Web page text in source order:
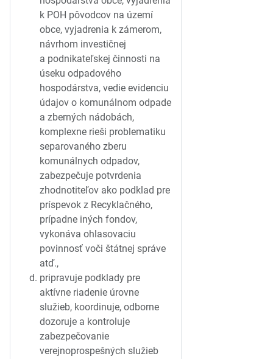
k POH pôvodcov na území
obce, vyjadrenia k zámerom,
návrhom investičnej
a podnikateľskej činnosti na
úseku odpadového
hospodárstva, vedie evidenciu
údajov o komunálnom odpade
a zberných nádobách,
komplexne rieši problematiku
separovaného zberu
komunálnych odpadov,
zabezpečuje potvrdenia
zhodnotiteľov ako podklad pre
príspevok z Recyklačného,
prípadne iných fondov,
vykonáva ohlasovaciu
povinnosť voči štátnej správe
atď.,
pripravuje podklady pre
aktívne riadenie úrovne
služieb, koordinuje, odborne
dozoruje a kontroluje
zabezpečovanie
verejnoprospešných služieb